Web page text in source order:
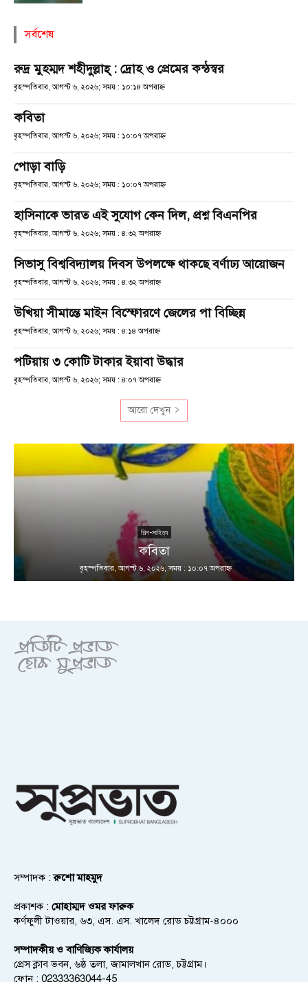
সর্বশেষ
রুদ্র মুহম্মদ শহীদুল্লাহ্ : দ্রোহ ও প্রেমের কন্ঠস্বর
বৃহস্পতিবার, আগস্ট ৬, ২০২৬; সময় : ১০:১৪ অপরাহ্ণ
কবিতা
বৃহস্পতিবার, আগস্ট ৬, ২০২৬; সময় : ১০:০৭ অপরাহ্ণ
পোড়া বাড়ি
বৃহস্পতিবার, আগস্ট ৬, ২০২৬; সময় : ১০:০৭ অপরাহ্ণ
হাসিনাকে ভারত এই সুযোগ কেন দিল, প্রশ্ন বিএনপির
বৃহস্পতিবার, আগস্ট ৬, ২০২৬; সময় : ৪:৩২ অপরাহ্ণ
সিভাসু বিশ্ববিদ্যালয় দিবস উপলক্ষে থাকছে বর্ণাঢ্য আয়োজন
বৃহস্পতিবার, আগস্ট ৬, ২০২৬; সময় : ৪:৩২ অপরাহ্ণ
উখিয়া সীমান্তে মাইন বিস্ফোরণে জেলের পা বিচ্ছিন্ন
বৃহস্পতিবার, আগস্ট ৬, ২০২৬; সময় : ৪:১৪ অপরাহ্ণ
পটিয়ায় ৩ কোটি টাকার ইয়াবা উদ্ধার
বৃহস্পতিবার, আগস্ট ৬, ২০২৬; সময় : ৪:০৭ অপরাহ্ণ
আরো দেখুন
শিল্প-সাহিত্য
কবিতা
বৃহস্পতিবার, আগস্ট ৬, ২০২৬; সময় : ১০:০৭ অপরাহ্ণ
সম্পাদক :রুশো মাহমুদ
প্রকাশক : মোহাম্মদ ওমর ফারুক
কর্ণফুলী টাওয়ার, ৬৩, এস. এস. খালেদ রোড চট্টগ্রাম-৪০০০
সম্পাদকীয় ও বাণিজ্যিক কার্যালয়
প্রেস ক্লাব ভবন, ৬ষ্ঠ তলা, জামালখান রোড, চট্টগ্রাম।
ফোন : 02333363044-45